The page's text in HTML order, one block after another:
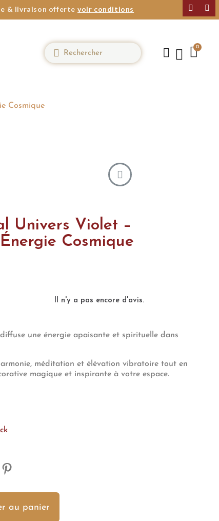
& livraison offerte voir conditions
Cosmique
Univers Violet –
Cosmique
Il n'y a pas encore d'avis.
diffuse une énergie apaisante et spirituelle dans
méditation et élévation vibratoire tout en
magique et inspirante à votre espace.
au panier